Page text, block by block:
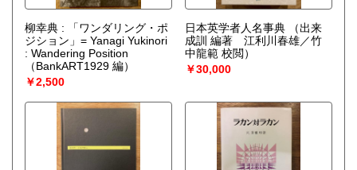
柳幸典 : 「ワンダリング・ポ
ジション」= Yanagi Yukinori
: Wandering Position
（BankART1929 編）
￥2,500
日本英学者人名事典
（出来
成訓 編著 江利川春雄／竹
中龍範 校閲）
￥30,000